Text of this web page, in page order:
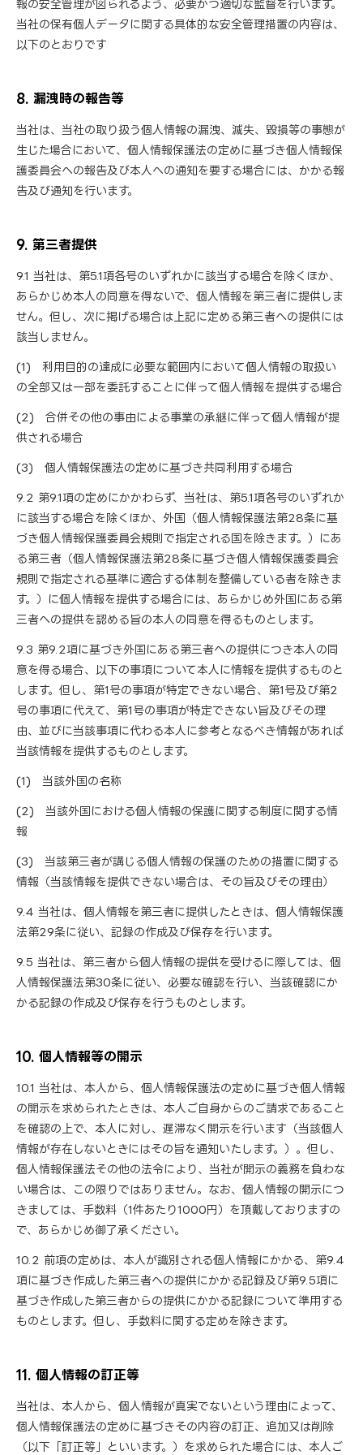
報の安全管理が図られるよう、必要かつ適切な監督を行います。
当社の保有個人データに関する具体的な安全管理措置の内容は、
以下のとおりです
8. 漏洩時の報告等
当社は、当社の取り扱う個人情報の漏洩、滅失、毀損等の事態が
生じた場合において、個人情報保護法の定めに基づき個人情報保
護委員会への報告及び本人への通知を要する場合には、かかる報
告及び通知を行います。
9. 第三者提供
9.1 当社は、第5.1項各号のいずれかに該当する場合を除くほか、
あらかじめ本人の同意を得ないで、個人情報を第三者に提供しま
せん。但し、次に掲げる場合は上記に定める第三者への提供には
該当しません。
(1) 利用目的の達成に必要な範囲内において個人情報の取扱い
の全部又は一部を委託することに伴って個人情報を提供する場合
(2) 合併その他の事由による事業の承継に伴って個人情報が提
供される場合
(3) 個人情報保護法の定めに基づき共同利用する場合
9.2 第9.1項の定めにかかわらず、当社は、第5.1項各号のいずれか
に該当する場合を除くほか、外国（個人情報保護法第28条に基
づき個人情報保護委員会規則で指定される国を除きます。）にあ
る第三者（個人情報保護法第28条に基づき個人情報保護委員会
規則で指定される基準に適合する体制を整備している者を除きま
す。）に個人情報を提供する場合には、あらかじめ外国にある第
三者への提供を認める旨の本人の同意を得るものとします。
9.3 第9.2項に基づき外国にある第三者への提供につき本人の同
意を得る場合、以下の事項について本人に情報を提供するものと
します。但し、第1号の事項が特定できない場合、第1号及び第2
号の事項に代えて、第1号の事項が特定できない旨及びその理
由、並びに当該事項に代わる本人に参考となるべき情報があれば
当該情報を提供するものとします。
(1) 当該外国の名称
(2) 当該外国における個人情報の保護に関する制度に関する情
報
(3) 当該第三者が講じる個人情報の保護のための措置に関する
情報（当該情報を提供できない場合は、その旨及びその理由）
9.4 当社は、個人情報を第三者に提供したときは、個人情報保護
法第29条に従い、記録の作成及び保存を行います。
9.5 当社は、第三者から個人情報の提供を受けるに際しては、個
人情報保護法第30条に従い、必要な確認を行い、当該確認にか
かる記録の作成及び保存を行うものとします。
10. 個人情報等の開示
10.1 当社は、本人から、個人情報保護法の定めに基づき個人情報
の開示を求められたときは、本人ご自身からのご請求であること
を確認の上で、本人に対し、遅滞なく開示を行います（当該個人
情報が存在しないときにはその旨を通知いたします。）。但し、
個人情報保護法その他の法令により、当社が開示の義務を負わな
い場合は、この限りではありません。なお、個人情報の開示につ
きましては、手数料（1件あたり1000円）を頂戴しておりますの
で、あらかじめ御了承ください。
10.2 前項の定めは、本人が識別される個人情報にかかる、第9.4
項に基づき作成した第三者への提供にかかる記録及び第9.5項に
基づき作成した第三者からの提供にかかる記録について準用する
ものとします。但し、手数料に関する定めを除きます。
11. 個人情報の訂正等
当社は、本人から、個人情報が真実でないという理由によって、
個人情報保護法の定めに基づきその内容の訂正、追加又は削除
（以下「訂正等」といいます。）を求められた場合には、本人ご